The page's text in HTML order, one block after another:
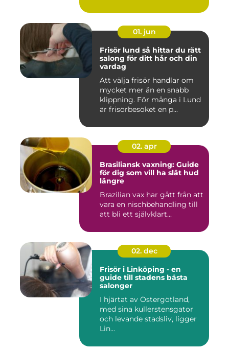
01. jun
Frisör lund så hittar du rätt
salong för ditt hår och din
vardag
Att välja frisör handlar om
mycket mer än en snabb
klippning. För många i Lund
är frisörbesöket en p...
02. apr
Brasiliansk vaxning: Guide
för dig som vill ha slät hud
längre
Brazilian vax har gått från att
vara en nischbehandling till
att bli ett självklart...
02. dec
Frisör i Linköping - en
guide till stadens bästa
salonger
I hjärtat av Östergötland,
med sina kullerstensgator
och levande stadsliv, ligger
Lin...